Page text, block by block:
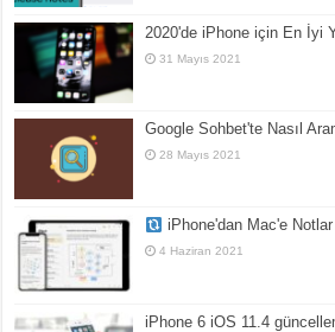
2020'de iPhone için En İyi
31 Mayıs 2021
Google Sohbet'te Nasıl
28 Mayıs 2021
iPhone'dan Mac'e
4 Haziran 2021
iPhone 6 iOS 11.4